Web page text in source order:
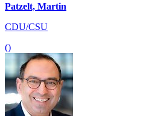
Patzelt, Martin
CDU/CSU
()